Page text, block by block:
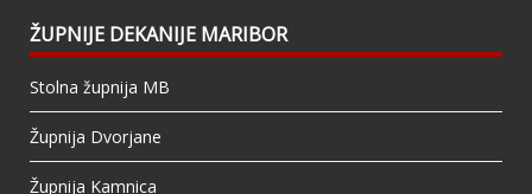
people, changed who can see it or it's been
deleted.
View on Facebook
ŽUPNIJE DEKANIJE MARIBOR
Stolna župnija MB
Župnija Dvorjane
Župnija Kamnica